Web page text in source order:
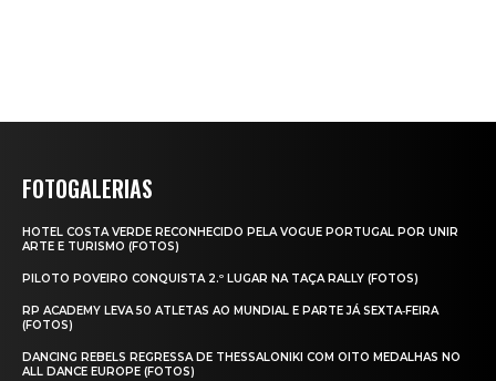
FOTOGALERIAS
HOTEL COSTA VERDE RECONHECIDO PELA VOGUE PORTUGAL POR UNIR
ARTE E TURISMO (FOTOS)
PILOTO POVEIRO CONQUISTA 2.º LUGAR NA TAÇA RALLY (FOTOS)
RP ACADEMY LEVA 50 ATLETAS AO MUNDIAL E PARTE JÁ SEXTA‑FEIRA
(FOTOS)
DANCING REBELS REGRESSA DE THESSALONIKI COM OITO MEDALHAS NO
ALL DANCE EUROPE (FOTOS)